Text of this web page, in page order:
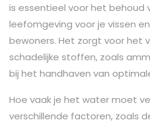
is essentieel voor het behoud
leefomgeving voor je vissen
bewoners. Het zorgt voor het
schadelijke stoffen, zoals
bij het handhaven van
Hoe vaak je het water moet
verschillende factoren, zoals